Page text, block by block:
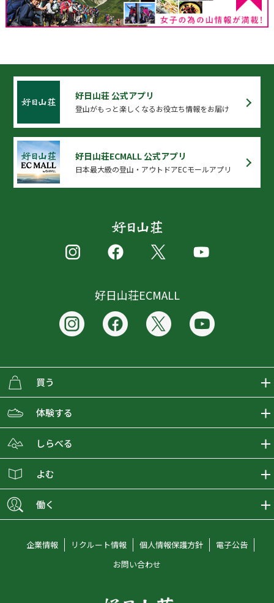
好日山荘 公式アプリ
登山がもっと楽しくなるお役立ち情報をお届け
好日山荘ECMALL 公式アプリ
日本最大級の登山・アウトドアECモールアプリ
好日山荘ECMALL
買う
ECMALLの商品をさがす
取り扱いブランド一覧
ショップブログ
会員募集
体験する
おとな女子登山部
グラビティリサーチ
しらべる
登山レポート
オンラインコンシェルジュ
よむ
好日山荘マガジン
働く
企業情報 リクルート情報 個人情報保護方針
電子公告
お問い合わせ